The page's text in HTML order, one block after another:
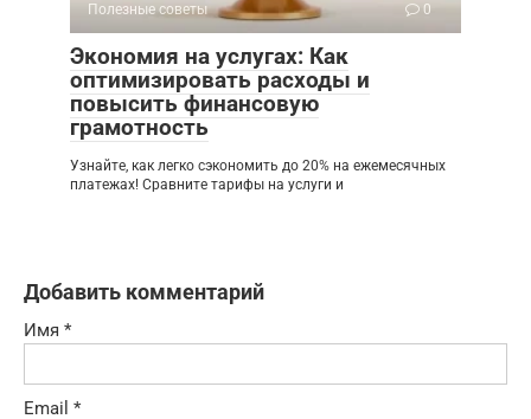
Полезные советы 0
Экономия на услугах: Как
оптимизировать расходы и
повысить финансовую
грамотность
Узнайте, как легко сэкономить до 20% на ежемесячных
платежах! Сравните тарифы на услуги и
Добавить комментарий
Имя *
Email *